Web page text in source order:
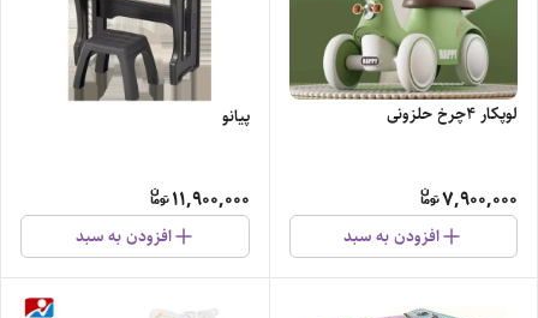
لوپکار ۴چرخ حلزونی
7,900,000
افزودن به سبد
پیانو
11,900,000
افزودن به سبد